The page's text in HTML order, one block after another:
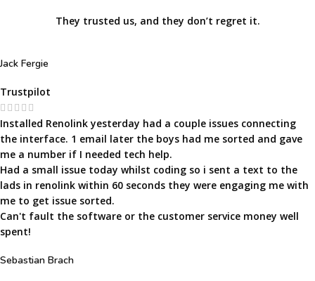
They trusted us, and they don’t regret it.
Jack Fergie
Trustpilot
Installed Renolink yesterday had a couple issues connecting
the interface. 1 email later the boys had me sorted and gave
me a number if I needed tech help.
Had a small issue today whilst coding so i sent a text to the
lads in renolink within 60 seconds they were engaging me with
me to get issue sorted.
Can't fault the software or the customer service money well
spent!
Sebastian Brach